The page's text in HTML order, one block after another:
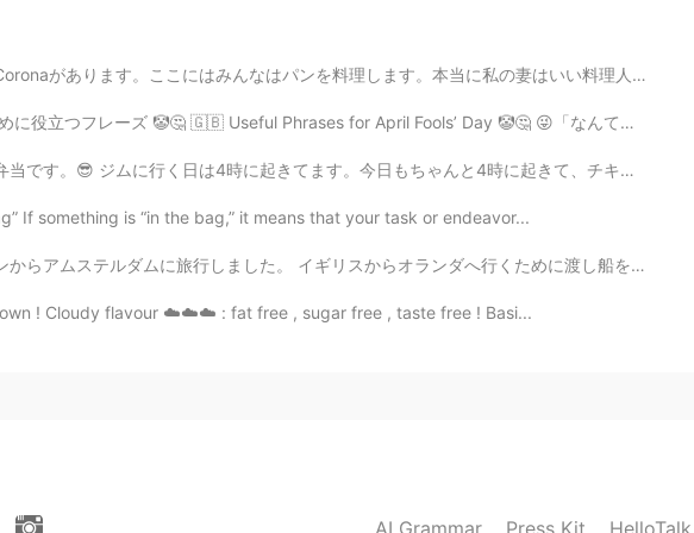
2020.04.23 11:41
“welcome cat” in Google Images and it showed a lot of 招き猫、so
is OK too😊
2020.04.23 11:32
行ってみてください！🤗
にはみんなはパンを料理します。本当に私の妻はいい料理人です。このパンはNo Knead Bread をと言う。水と小麦粉と酵母をだけ使います！...
つフレーズ 🤡🤔 🇬🇧 Useful Phrases for April Fools’ Day 🤡🤔 😜「なんてね」 “Just kidding” “...
4時に起きてます。今日もちゃんと4時に起きて、チキンを作っておいて、米を炊飯器に入れておきました。 ジムに行って、帰ったら、炊飯器の炊くボ...
If something is “in the bag,” it means that your task or endeavor...
行しました。 イギリスからオランダへ行くために渡し船を乗りました。 9時間かかりました。夜の時間で航海しました。 ベッドがありました。 道路は...
! Cloudy flavour ☁️☁️☁️ : fat free , sugar free , taste free ! Basi...
AI Grammar Press Kit